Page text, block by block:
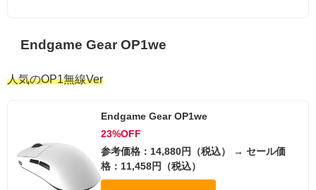
Endgame Gear OP1we
人気のOP1無線Ver
Endgame Gear OP1we
23%OFF
参考価格：14,880円（税込） → セール価
格：11,458円（税込）